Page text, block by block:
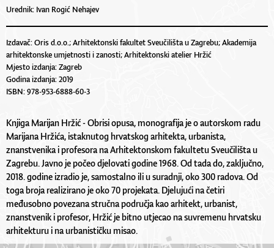
Urednik: Ivan Rogić Nehajev
Izdavač: Oris d.o.o.; Arhitektonski fakultet Sveučilišta u Zagrebu; Akademija
arhitektonske umjetnosti i zanosti; Arhitektonski atelier Hržić
Mjesto izdanja: Zagreb
Godina izdanja: 2019
ISBN: 978-953-6888-60-3
Knjiga Marijan Hržić - Obrisi opusa, monografija je o autorskom radu
Marijana Hržića, istaknutog hrvatskog arhitekta, urbanista,
znanstvenika i profesora na Arhitektonskom fakultetu Sveučilišta u
Zagrebu. Javno je počeo djelovati godine 1968. Od tada do, zaključno,
2018. godine izradio je, samostalno ili u suradnji, oko 300 radova. Od
toga broja realizirano je oko 70 projekata. Djelujući na četiri
međusobno povezana stručna područja kao arhitekt, urbanist,
znanstvenik i profesor, Hržić je bitno utjecao na suvremenu hrvatsku
arhitekturu i na urbanističku misao.